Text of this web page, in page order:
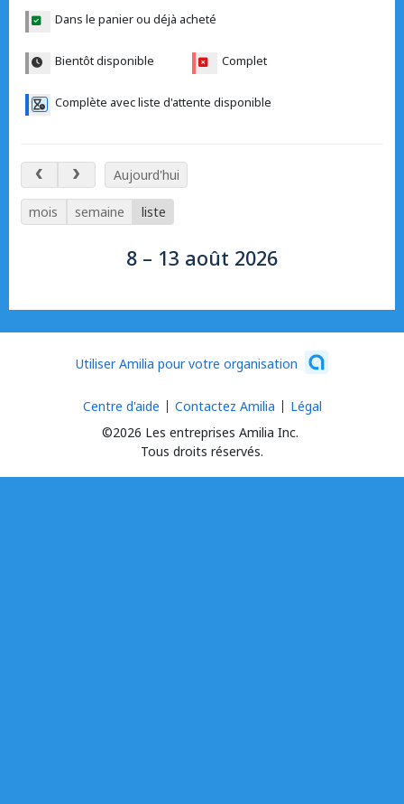
Dans le panier ou déjà acheté
Bientôt disponible Complet
Complète avec liste d'attente disponible
8 – 13 août 2026
Aujourd'hui
mois semaine liste
8 – 13 août 2026
Utiliser Amilia pour votre organisation
©2026 Les entreprises Amilia Inc.
Tous droits réservés.
Centre d'aide Contactez Amilia Légal